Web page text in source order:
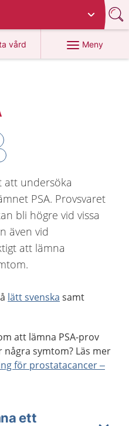
vård
1177.se
Meny
att undersöka
PSA. Provsvaret
bli högre vid vissa
även vid
att lämna
lätt svenska samt
att lämna PSA-prov
symtom? Läs mer
för prostatacancer –
ett